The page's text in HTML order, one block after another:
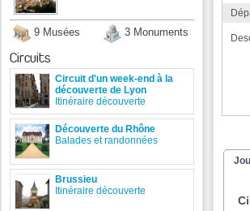
9 Musées 3 Monuments
Circuits
Circuit d'un week-end à la
découverte de Lyon
Itinéraire découverte
Découverte du Rhône
Balades et randonnées
Brussieu
Itinéraire découverte